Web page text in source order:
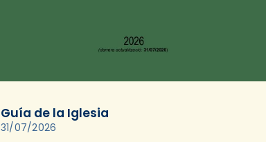
Guía de la Iglesia
31/07/2026